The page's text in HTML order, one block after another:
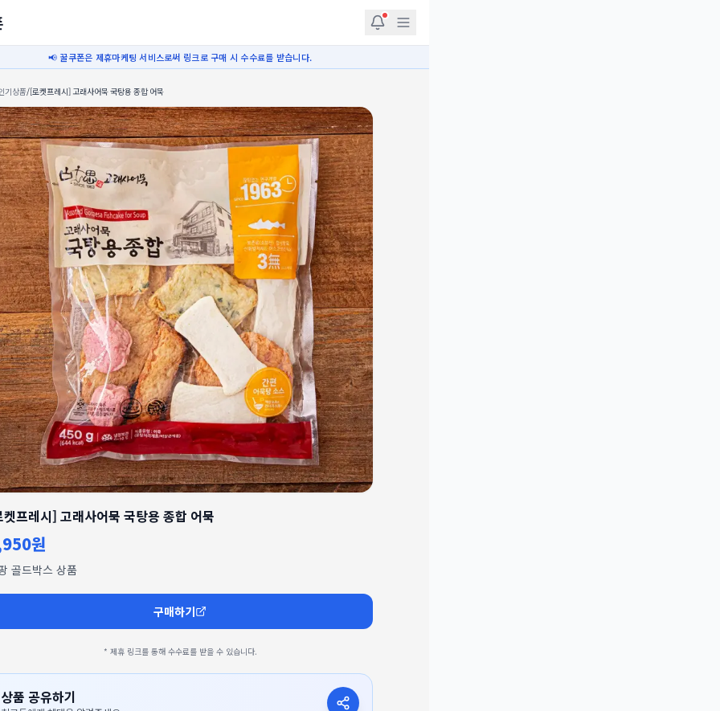
📢 꿀쿠폰은 제휴마케팅 서비스로써 링크로 구매 시 수수료를 받습니다.
기상품/[로켓프레시] 고래사어묵 국탕용 종합 어묵
프레시] 고래사어묵 국탕용 종합 어묵
원
골드박스 상품
구매하기
* 제휴 링크를 통해 수수료를 받을 수 있습니다.
상품 공유하기